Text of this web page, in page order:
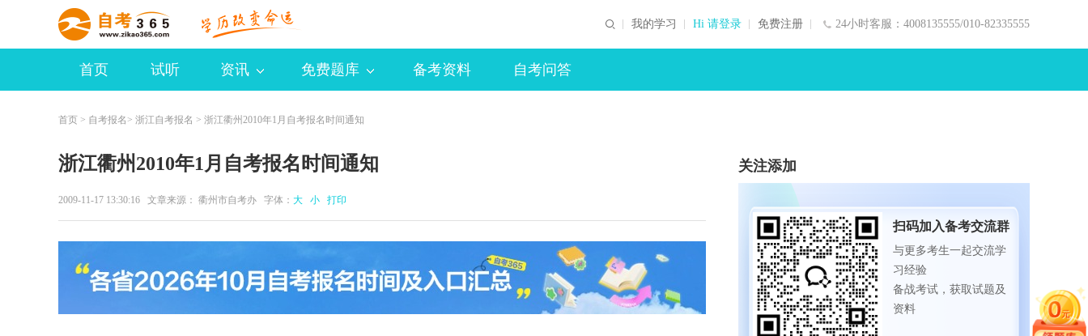
24小时客服：4008135555/010-82335555
我的学习 Hi 请登录 免费注册
首页 试听 资讯 免费题库 备考资料 自考问答
首页 > 自考报名 > 浙江自考报名 > 浙江衢州2010年1月自考报名时间通知
浙江衢州2010年1月自考报名时间通知
2009-11-17 13:30:16 文章来源： 衢州市自考办 字体： 大 小 打印
关注添加
扫码加入备考交流群
与更多考生一起交流学
习经验
备战考试，获取试题及
资料